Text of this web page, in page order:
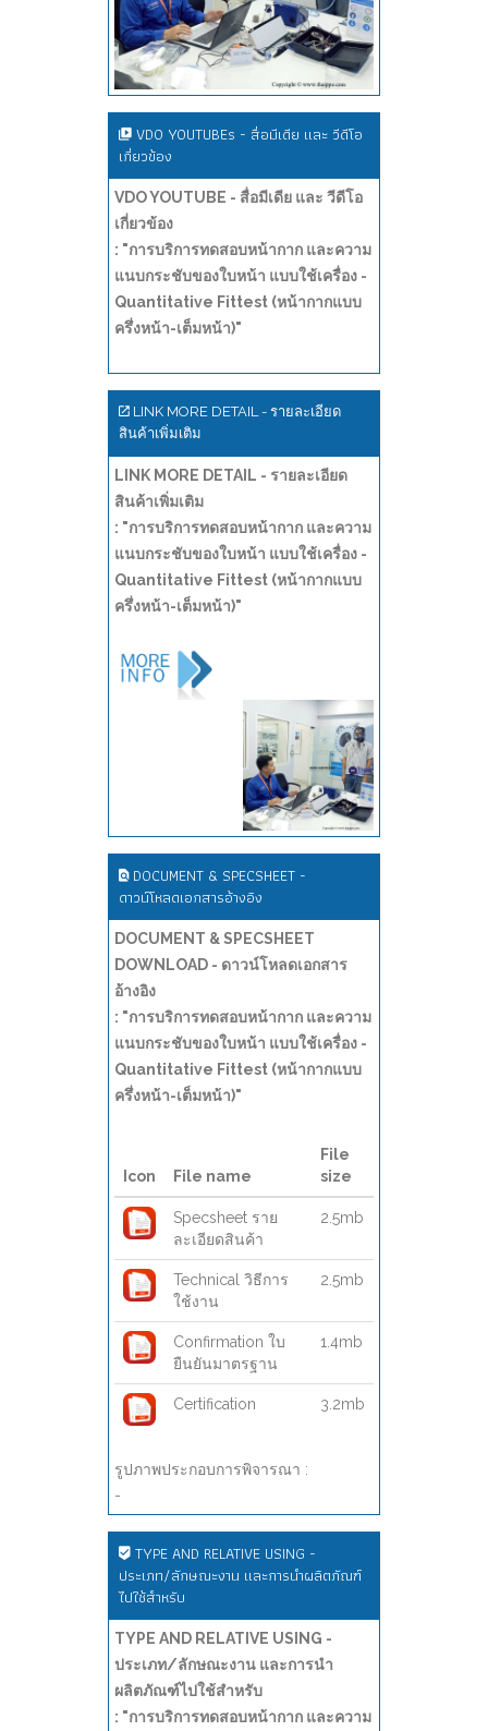
VDO YOUTUBEs - สื่อมีเดีย และ วีดีโอ
เกี่ยวข้อง
VDO YOUTUBE - สื่อมีเดีย และ วีดีโอ
เกี่ยวข้อง
: "การบริการทดสอบหน้ากาก และความ
แนบกระชับของใบหน้า แบบใช้เครื่อง -
Quantitative Fittest (หน้ากากแบบ
ครึ่งหน้า-เต็มหน้า)"
LINK MORE DETAIL - รายละเอียด
สินค้าเพิ่มเติม
LINK MORE DETAIL - รายละเอียด
สินค้าเพิ่มเติม
: "การบริการทดสอบหน้ากาก และความ
แนบกระชับของใบหน้า แบบใช้เครื่อง -
Quantitative Fittest (หน้ากากแบบ
ครึ่งหน้า-เต็มหน้า)"
DOCUMENT & SPECSHEET -
ดาวน์โหลดเอกสารอ้างอิง
DOCUMENT & SPECSHEET
DOWNLOAD - ดาวน์โหลดเอกสาร
อ้างอิง
: "การบริการทดสอบหน้ากาก และความ
แนบกระชับของใบหน้า แบบใช้เครื่อง -
Quantitative Fittest (หน้ากากแบบ
ครึ่งหน้า-เต็มหน้า)"
Icon File name
File
size
Specsheet ราย
ละเอียดสินค้า
2.5mb
Technical วิธีการ
ใช้งาน
2.5mb
Confirmation ใบ
ยืนยันมาตรฐาน
1.4mb
Certification 3.2mb
รูปภาพประกอบการพิจารณา :
-
TYPE AND RELATIVE USING -
ประเภท/ลักษณะงาน และการนำผลิตภัณฑ์
ไปใช้สำหรับ
TYPE AND RELATIVE USING -
ประเภท/ลักษณะงาน และการนำ
ผลิตภัณฑ์ไปใช้สำหรับ
: "การบริการทดสอบหน้ากาก และความ